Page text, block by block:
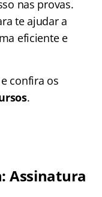
nas provas.
te ajudar a
eficiente e
confira os
.
Assinatura